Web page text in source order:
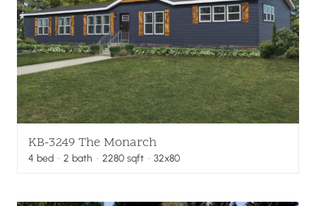
KB-3249 The Monarch
4 bed · 2 bath · 2280 sqft· 32x80